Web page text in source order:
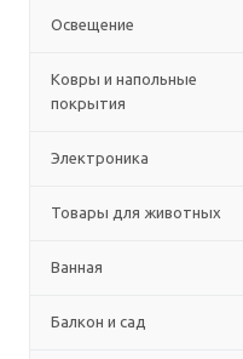
Освещение
Ковры и напольные
покрытия
Электроника
Товары для животных
Ванная
Балкон и сад